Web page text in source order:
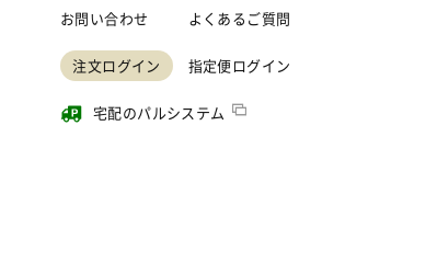
お問い合わせ よくあるご質問
注文ログイン 指定便ログイン
宅配のパルシステム